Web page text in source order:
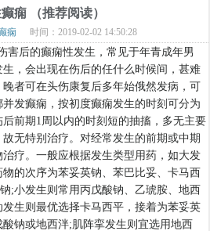
痫 （推荐阅读）
痫 时间：2019-02-02 14:50:28
害后的癫痫性发生，常见于年青成年男
，会出现在伤后的任什么时候间，甚难
者可在头伤康复后多年始俄然发病，可
发癫痫，按初度癫痫发生的时刻可分为
前期1周以内的时刻短的抽搐，多无主要
无特别治疗。对经常发生的前期或中期
疗。一般应根据发生类型用药，如大发
的次序为苯妥英钠、苯巴比妥、卡马西
;小发生则常用丙戊酸钠、乙琥胺、地西
生则最优选择卡马西平，接着为苯妥英
钠或地西泮;肌阵挛发生则宜选用地西